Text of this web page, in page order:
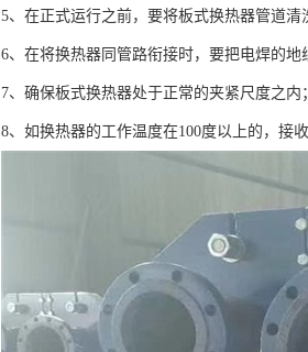
5、在正式运行之前，要将板式换热器管道
6、在将换热器同管路衔接时，要把电焊的
7、确保板式换热器处于正常的夹紧尺度之内；
8、如换热器的工作温度在100度以上的，接